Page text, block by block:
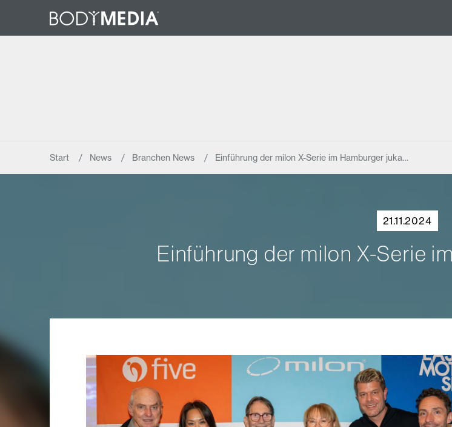
Start News Branchen News Einführung der milon X-Serie im Hamburger juka…
21.11.2024
Einführung der milon X-Serie